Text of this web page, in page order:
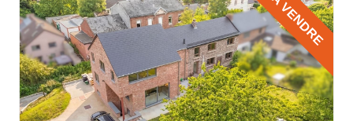
À VENDRE